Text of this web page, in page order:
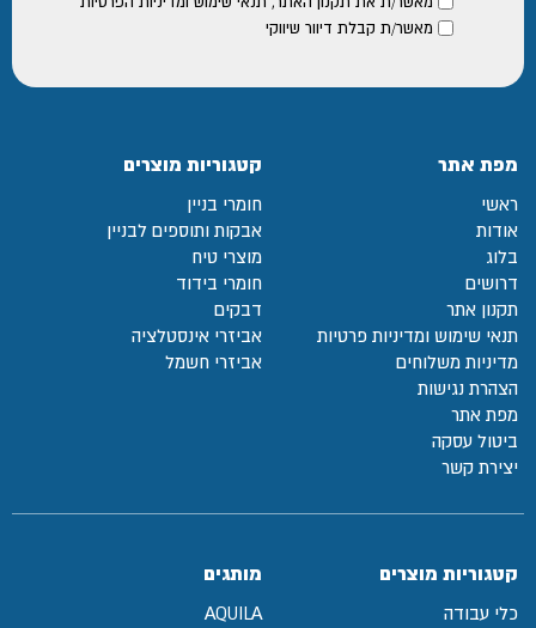
מאשר/ת קבלת דיוור שיווקי
מפת אתר
ראשי
אודות
בלוג
דרושים
תקנון אתר
תנאי שימוש ומדיניות פרטיות
מדיניות משלוחים
הצהרת נגישות
מפת אתר
ביטול עסקה
יצירת קשר
קטגוריות מוצרים
חומרי בניין
אבקות ותוספים לבניין
מוצרי טיח
חומרי בידוד
דבקים
אביזרי אינסטלציה
אביזרי חשמל
קטגוריות מוצרים
כלי עבודה
מותגים
AQUILA